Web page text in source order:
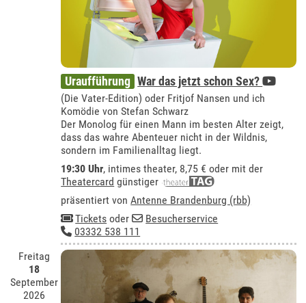
Uraufführung War das jetzt schon Sex?
(Die Vater-Edition) oder Fritjof Nansen und ich
Komödie von Stefan Schwarz
Der Monolog für einen Mann im besten Alter zeigt,
dass das wahre Abenteuer nicht in der Wildnis,
sondern im Familienalltag liegt.
19:30 Uhr, intimes theater, 8,75 € oder mit der
Theatercard günstiger
präsentiert vonAntenne Brandenburg (rbb)
Tickets oder
Besucherservice
03332 538 111
Freitag
18
September
2026